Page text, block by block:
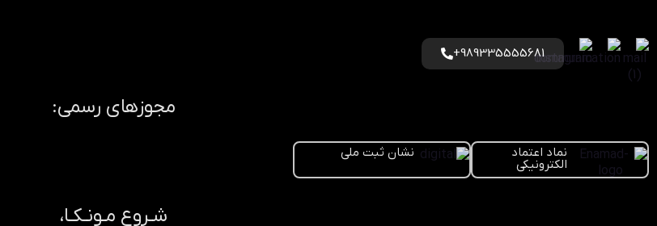
989335555681+
مجوزهای رسمی:
نماد اعتماد
الکترونیکی
نشان ثبت ملی
شـروع مـونـکـا،